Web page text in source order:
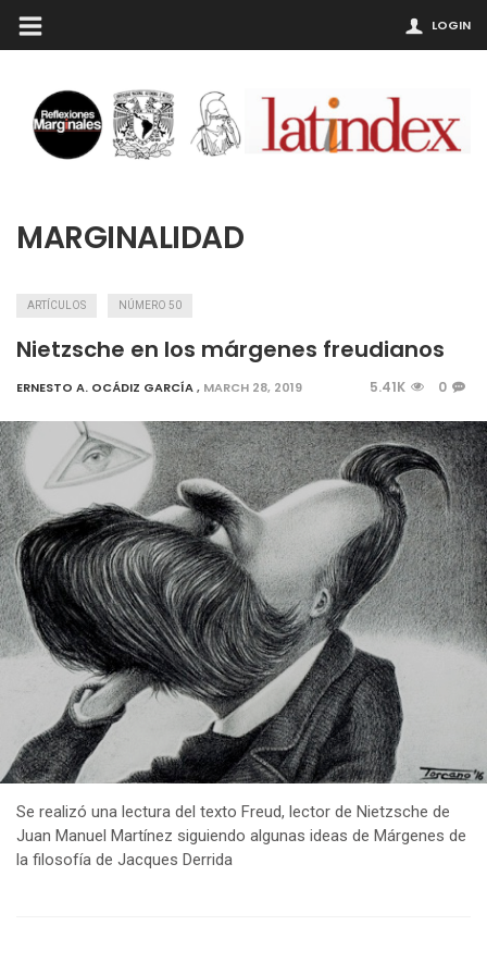
LOGIN
MARGINALIDAD
ARTÍCULOS NÚMERO 50
Nietzsche en los márgenes freudianos
ERNESTO A. OCÁDIZ GARCÍA, MARCH 28, 2019 5.41K 0
Se realizó una lectura del texto Freud, lector de Nietzsche de
Juan Manuel Martínez siguiendo algunas ideas de Márgenes de
la filosofía de Jacques Derrida